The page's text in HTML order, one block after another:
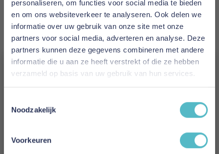
personaliseren, om functies voor social media te bieden
en om ons websiteverkeer te analyseren. Ook delen we
informatie over uw gebruik van onze site met onze
partners voor social media, adverteren en analyse. Deze
partners kunnen deze gegevens combineren met andere
informatie die u aan ze heeft verstrekt of die ze hebben
verzameld op basis van uw gebruik van hun services.
Noodzakelijk
Voorkeuren
Dikte
10 cm
Model
Crown
Schrijf uw eigen review
E-mail